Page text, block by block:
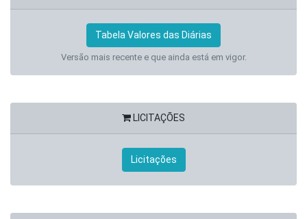
Tabela Valores das Diárias
Versão mais recente e que ainda está em vigor.
LICITAÇÕES
Licitações